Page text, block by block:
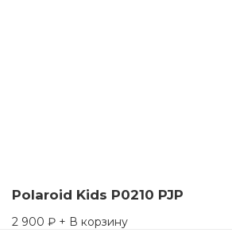
Polaroid Kids P0210 PJP
2 900 ₽ + В корзину